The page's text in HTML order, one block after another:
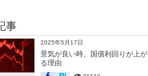
事
2025年5月17日
景気が良い時、国債利回りが上が
る理由